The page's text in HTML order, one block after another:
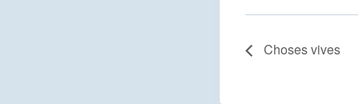
Choses vives